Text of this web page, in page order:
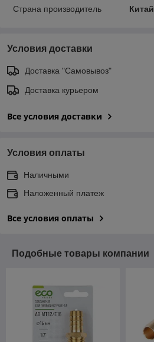
Страна производитель
Китай
Условия доставки
Доставка "Самовывоз"
Доставка курьером
Все условия доставки
Условия оплаты
Наличными
Наложенный платеж
Все условия оплаты
Подобные товары компании